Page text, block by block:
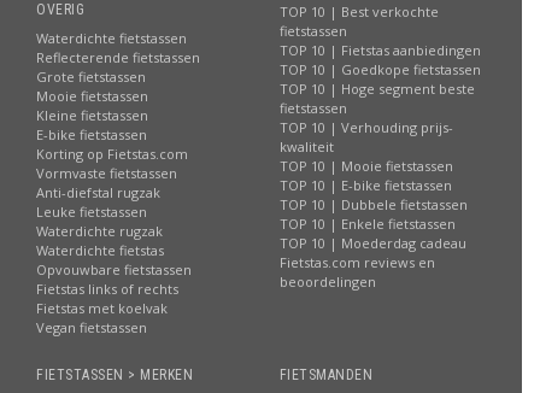
OVERIG
Waterdichte fietstassen
Reflecterende fietstassen
Grote fietstassen
Mooie fietstassen
Kleine fietstassen
E-bike fietstassen
Korting op Fietstas.com
Vormvaste fietstassen
Anti-diefstal rugzak
Leuke fietstassen
Waterdichte rugzak
Waterdichte fietstas
Opvouwbare fietstassen
Fietstas links of rechts
Fietstas met koelvak
Vegan fietstassen
TOP 10 | Best verkochte
fietstassen
TOP 10 | Fietstas aanbiedingen
TOP 10 | Goedkope fietstassen
TOP 10 | Hoge segment beste
fietstassen
TOP 10 | Verhouding prijs-
kwaliteit
TOP 10 | Mooie fietstassen
TOP 10 | E-bike fietstassen
TOP 10 | Dubbele fietstassen
TOP 10 | Enkele fietstassen
TOP 10 | Moederdag cadeau
Fietstas.com reviews en
beoordelingen
FIETSTASSEN > MERKEN FIETSMANDEN